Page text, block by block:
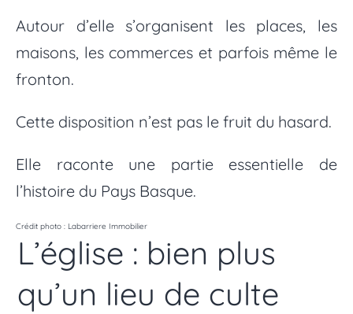
Autour d’elle s’organisent les places, les
maisons, les commerces et parfois même le
fronton.
Cette disposition n’est pas le fruit du hasard.
Elle raconte une partie essentielle de
l’histoire du Pays Basque.
Crédit photo : Labarriere Immobilier
L’église : bien plus
qu’un lieu de culte